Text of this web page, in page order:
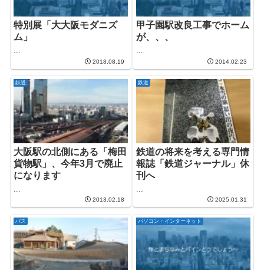
特別展「大大阪モダニズ
ム」
...
2018.08.19
甲子園駅改良工事でホーム
が、、、
...
2014.02.23
鉄道
大阪駅の北側にある「梅田
貨物駅」、今年3月で廃止
になります
...
2013.02.18
鉄道
鉄道の将来を考える専門情
報誌「鉄道ジャーナル」休
刊へ
...
2025.01.31
バス パソコン・インターネット